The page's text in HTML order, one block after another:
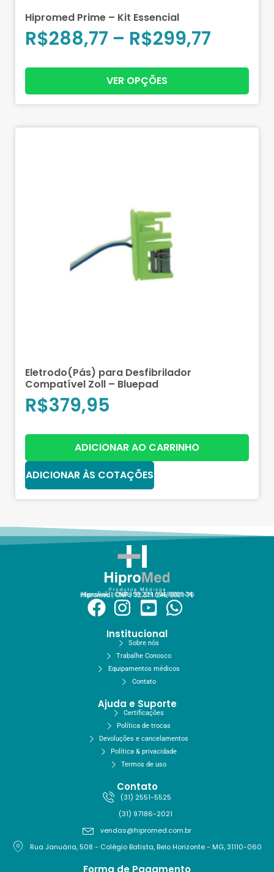
Hipromed Prime – Kit Essencial
R$288,77 – R$299,77
VER OPÇÕES
Eletrodo(Pás) para Desfibrilador
Compatível Zoll – Bluepad
R$379,95
ADICIONAR AO CARRINHO
ADICIONAR ÀS COTAÇÕES
Hiprolink | CNPJ 59.229.654/0001-34
Hipromed | CNPJ 32.311.246/0001-70
Institucional
Sobre nós
Trabalhe Conosco
Equipamentos médicos
Contato
Ajuda e Suporte
Certificações
Política de trocas
Devoluções e cancelamentos
Política & privacidade
Termos de uso
Contato
(31) 2551-5525
(31) 97186-2021
vendas@hipromed.com.br
Rua Januária, 508 - Colégio Batista, Belo Horizonte - MG, 31110-060